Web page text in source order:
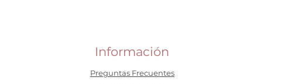
Información
Preguntas Frecuentes